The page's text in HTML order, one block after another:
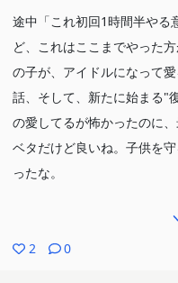
途中「これ初回1時間半やる
ど、これはここまでやった
の子が、アイドルになって
話、そして、新たに始まる"
の愛してるが怖かったのに
ベタだけど良いね。子供を
ったな。
自分の大好物であるアイド
の要素でもちゃんと魅せて
2 0